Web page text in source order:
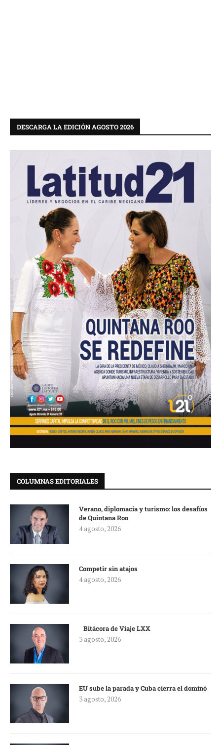
DESCARGA LA EDICIÓN AGOSTO 2026
COLUMNAS EDITORIALES
Verano, diplomacia y turismo: los desafíos
de Quintana Roo
4 agosto, 2026
Competir sin atajos
4 agosto, 2026
Bitácora de Viaje LXX
3 agosto, 2026
EU sube la parada y Cuba cierra el dominó
3 agosto, 2026